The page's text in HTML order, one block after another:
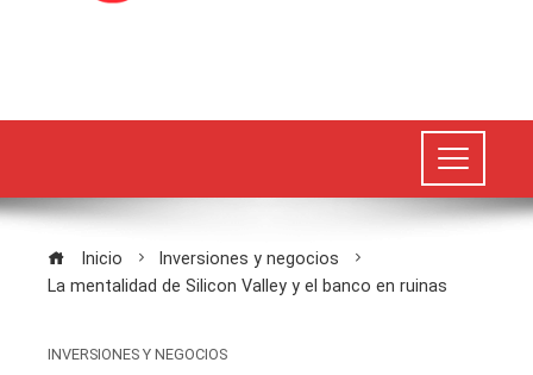
Inicio
Inversiones y negocios
La mentalidad de Silicon Valley y el banco en ruinas
INVERSIONES Y NEGOCIOS